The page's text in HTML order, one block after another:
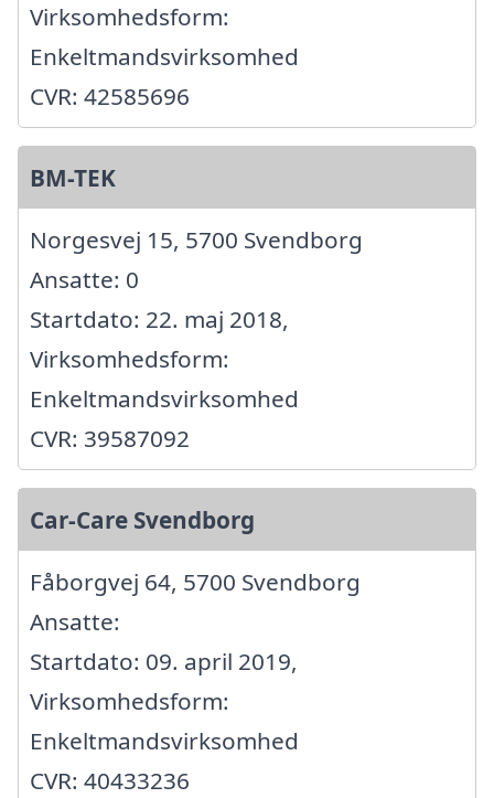
Virksomhedsform:
Enkeltmandsvirksomhed
CVR: 42585696
BM-TEK
Norgesvej 15, 5700 Svendborg
Ansatte: 0
Startdato: 22. maj 2018,
Virksomhedsform:
Enkeltmandsvirksomhed
CVR: 39587092
Car-Care Svendborg
Fåborgvej 64, 5700 Svendborg
Ansatte:
Startdato: 09. april 2019,
Virksomhedsform:
Enkeltmandsvirksomhed
CVR: 40433236